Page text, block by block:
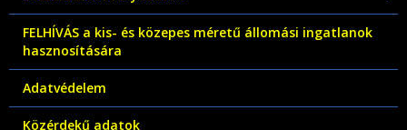
FELHÍVÁS a kis- és közepes méretű állomási ingatlanok
hasznosítására
Adatvédelem
Közérdekű adatok